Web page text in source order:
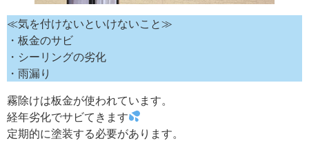
≪気を付けないといけないこと≫
・板金のサビ
・シーリングの劣化
・雨漏り
霧除けは板金が使われています。
経年劣化でサビてきます
定期的に塗装する必要があります。